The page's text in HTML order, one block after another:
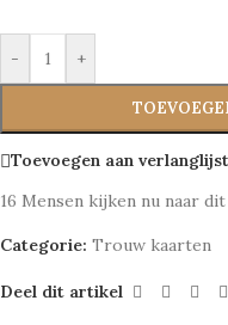
- +
Toevoegen aan verlanglijst
16 Mensen kijken nu naar
Categorie: Trouw kaarten
Deel dit artikel